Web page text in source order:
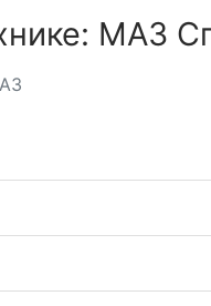
МАЗ